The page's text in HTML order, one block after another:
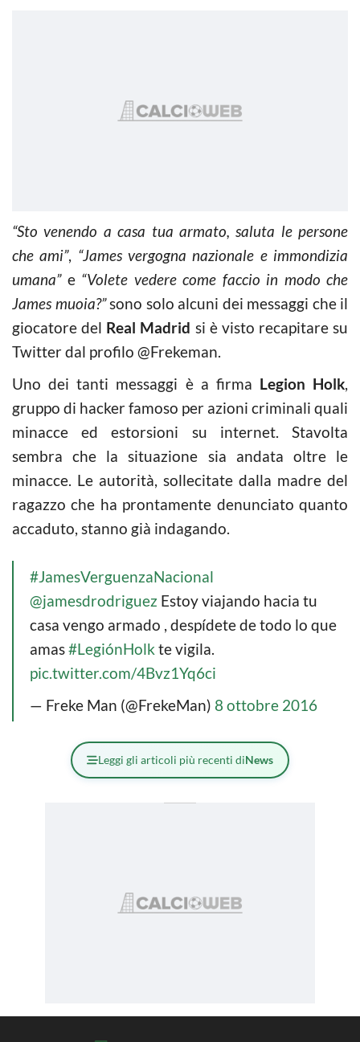
“Sto venendo a casa tua armato, saluta le persone
che ami”, “James vergogna nazionale e immondizia
umana”e “Volete vedere come faccio in modo che
James muoia?”sono solo alcuni dei messaggi che il
giocatore del Real Madrid si è visto recapitare su
Twitter dal profilo @Frekeman.
Uno dei tanti messaggi è a firma Legion Holk,
gruppo di hacker famoso per azioni criminali quali
minacce ed estorsioni su internet. Stavolta
sembra che la situazione sia andata oltre le
minacce. Le autorità, sollecitate dalla madre del
ragazzo che ha prontamente denunciato quanto
accaduto, stanno già indagando.
#JamesVerguenzaNacional
@jamesdrodriguez Estoy viajando hacia tu
casa vengo armado , despídete de todo lo que
amas#LegiónHolk te vigila.
pic.twitter.com/4Bvz1Yq6ci
— Freke Man (@FrekeMan) 8 ottobre 2016
Leggi gli articoli più recenti diNews